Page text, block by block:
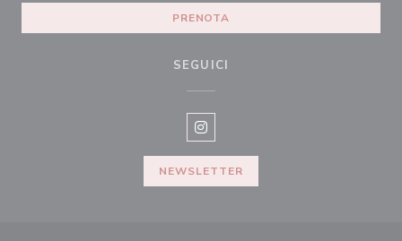
PRENOTA
SEGUICI
Instagram ((apre una nuova
NEWSLETTER